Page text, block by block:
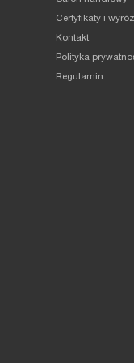
Certyfikaty i
Kontakt
Polityka
Regulamin